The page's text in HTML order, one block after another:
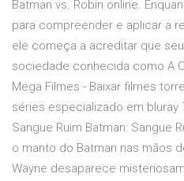
Batman vs. Robin online.
para compreender e aplicar a
ele começa a acreditar que
sociedade conhecida como A
Mega Filmes - Baixar filmes
séries especializado em bluray
Sangue Ruim Batman: Sangue
o manto do Batman nas mãos
Wayne desaparece